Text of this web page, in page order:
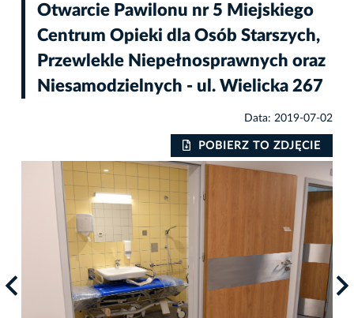
Otwarcie Pawilonu nr 5 Miejskiego
Centrum Opieki dla Osób Starszych,
Przewlekle Niepełnosprawnych oraz
Niesamodzielnych - ul. Wielicka 267
Data: 2019-07-02
POBIERZ TO ZDJĘCIE